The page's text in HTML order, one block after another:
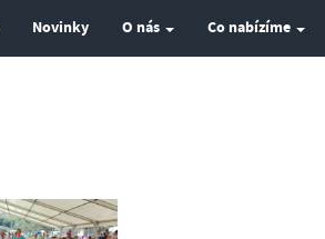
Novinky O nás Co nabízíme